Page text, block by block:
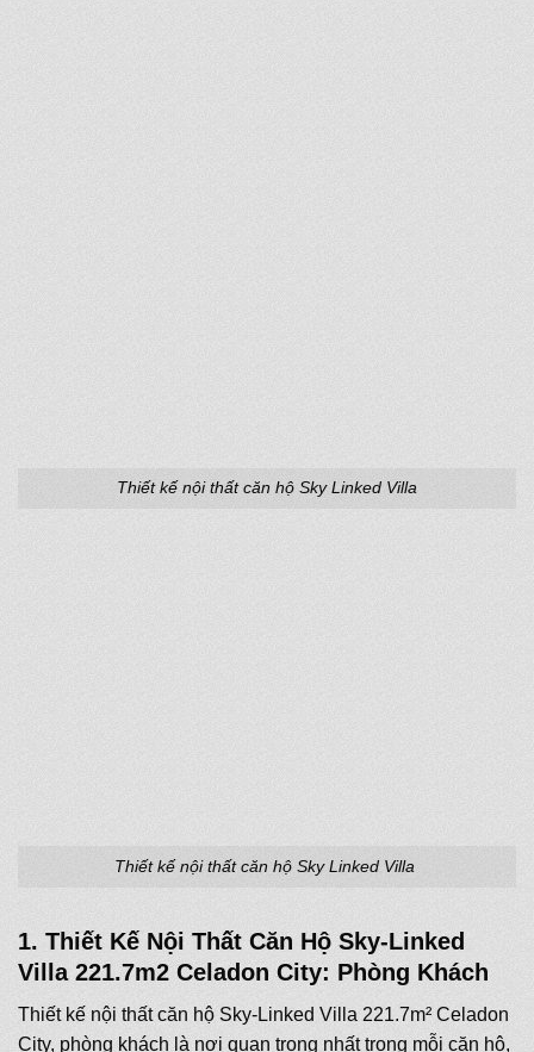
Thiết kế nội thất căn hộ Sky Linked Villa
Thiết kế nội thất căn hộ Sky Linked Villa
1. Thiết Kế Nội Thất Căn Hộ Sky-Linked
Villa 221.7m2 Celadon City: Phòng Khách
Thiết kế nội thất căn hộ Sky-Linked Villa 221.7m² Celadon
City, phòng khách là nơi quan trọng nhất trong mỗi căn hộ,